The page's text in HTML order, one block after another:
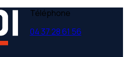
Téléphone
04 37 28 61 56